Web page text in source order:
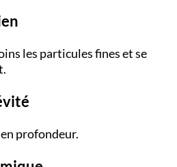
les particules fines et se
profondeur.